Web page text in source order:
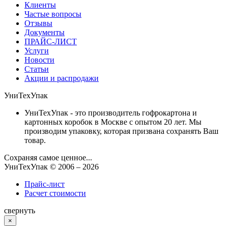
Клиенты
Частые вопросы
Отзывы
Документы
ПРАЙС-ЛИСТ
Услуги
Новости
Статьи
Акции и распродажи
УниТехУпак
УниТехУпак - это производитель гофрокартона и
картонных коробок в Москве с опытом 20 лет. Мы
производим упаковку, которая призвана сохранять Ваш
товар.
Сохраняя самое ценное...
УниТехУпак © 2006 – 2026
Прайс-лист
Расчет стоимости
свернуть
×